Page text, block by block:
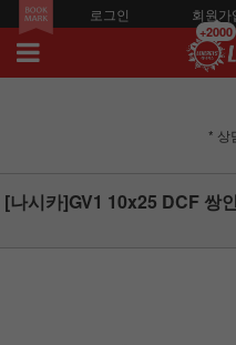
로그인 회원가
+2000
* 상
[나시카]GV1 10x25 DCF 쌍